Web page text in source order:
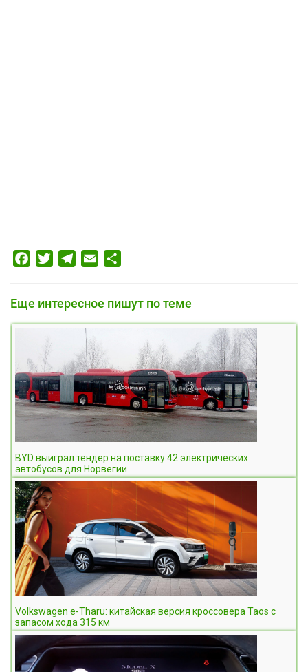
FacebookTwitterTelegram
Email
Еще интересное пишут по теме
BYD выиграл тендер на поставку 42 электрических
автобусов для Норвегии
Volkswagen e-Tharu: китайская версия кроссовера Taos c
запасом хода 315 км